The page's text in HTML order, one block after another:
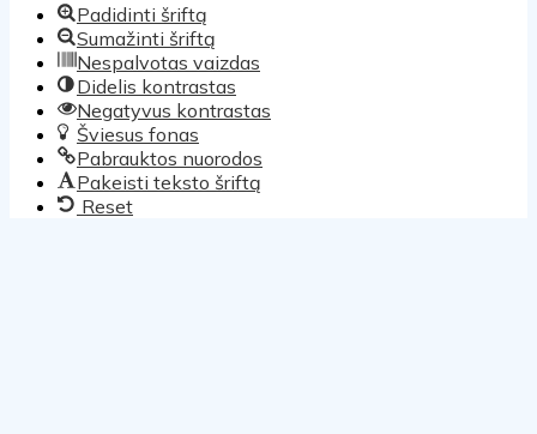
Padidinti šriftą
Sumažinti šriftą
Nespalvotas vaizdas
Didelis kontrastas
Negatyvus kontrastas
Šviesus fonas
Pabrauktos nuorodos
Pakeisti teksto šriftą
Reset